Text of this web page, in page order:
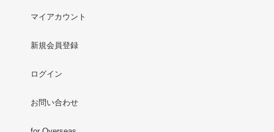
マイアカウント
新規会員登録
ログイン
お問い合わせ